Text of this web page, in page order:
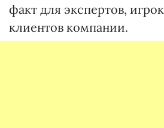
факт для экспертов,
клиентов компании.